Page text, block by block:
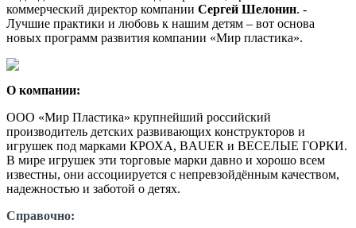
коммерческий директор компании Сергей Шелонин. -
Лучшие практики и любовь к нашим детям – вот основа
новых программ развития компании «Мир пластика».
О компании:
ООО «Мир Пластика» крупнейший российский
производитель детских развивающих конструкторов и
игрушек под марками КРОХА, BAUER и ВЕСЕЛЫЕ ГОРКИ.
В мире игрушек эти торговые марки давно и хорошо всем
известны, они ассоциируется с непревзойдённым качеством,
надежностью и заботой о детях.
Справочно: